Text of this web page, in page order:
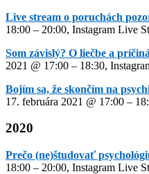
Live stream o poruchách
18:00 – 20:00, Instagram Live
Som závislý? O liečbe a
2021 @ 17:00 – 18:30,
Bojím sa, že skončím na
17. februára 2021 @ 17:00 –
2020
Prečo (ne)študovať
18:00 – 20:00, Instagram Live